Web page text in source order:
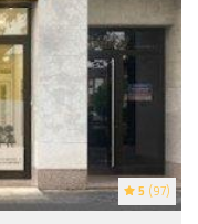
5 (97)